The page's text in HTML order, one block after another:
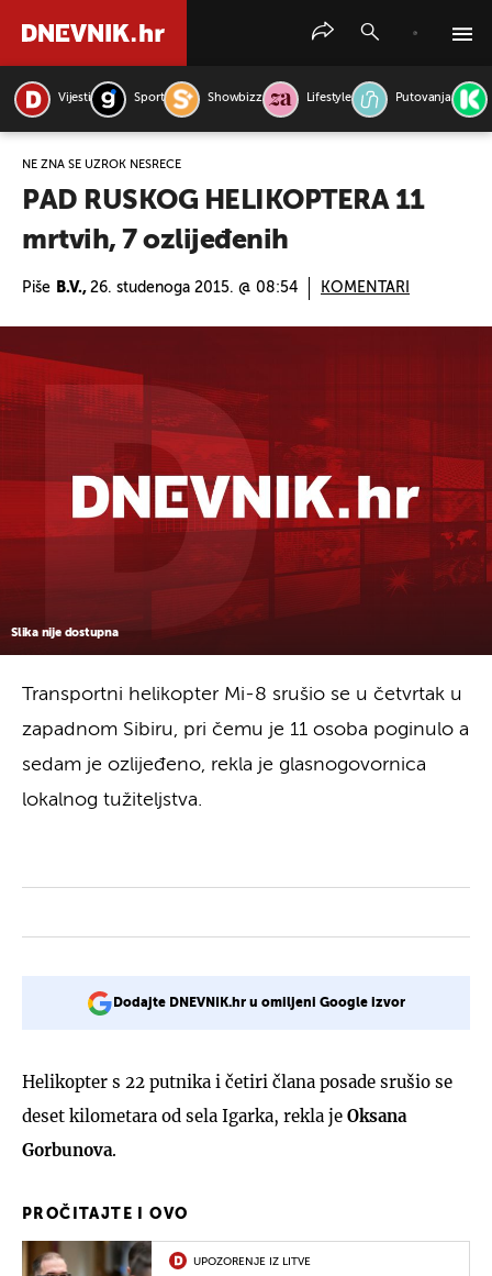
Vijesti Sport Showbizz Lifestyle Putovanja
NE ZNA SE UZROK NESREĆE
PAD RUSKOG HELIKOPTERA 11
mrtvih, 7 ozlijeđenih
Piše B.V., 26. studenoga 2015. @ 08:54 KOMENTARI
Slika nije dostupna
Transportni helikopter Mi-8 srušio se u četvrtak u
zapadnom Sibiru, pri čemu je 11 osoba poginulo a
sedam je ozlijeđeno, rekla je glasnogovornica
lokalnog tužiteljstva.
Dodajte DNEVNIK.hr u omiljeni Google izvor
Helikopter s 22 putnika i četiri člana posade srušio se
deset kilometara od sela Igarka, rekla je Oksana
Gorbunova.
PROČITAJTE I OVO
UPOZORENJE IZ LITVE
PRETRAŽITE VIJESTI